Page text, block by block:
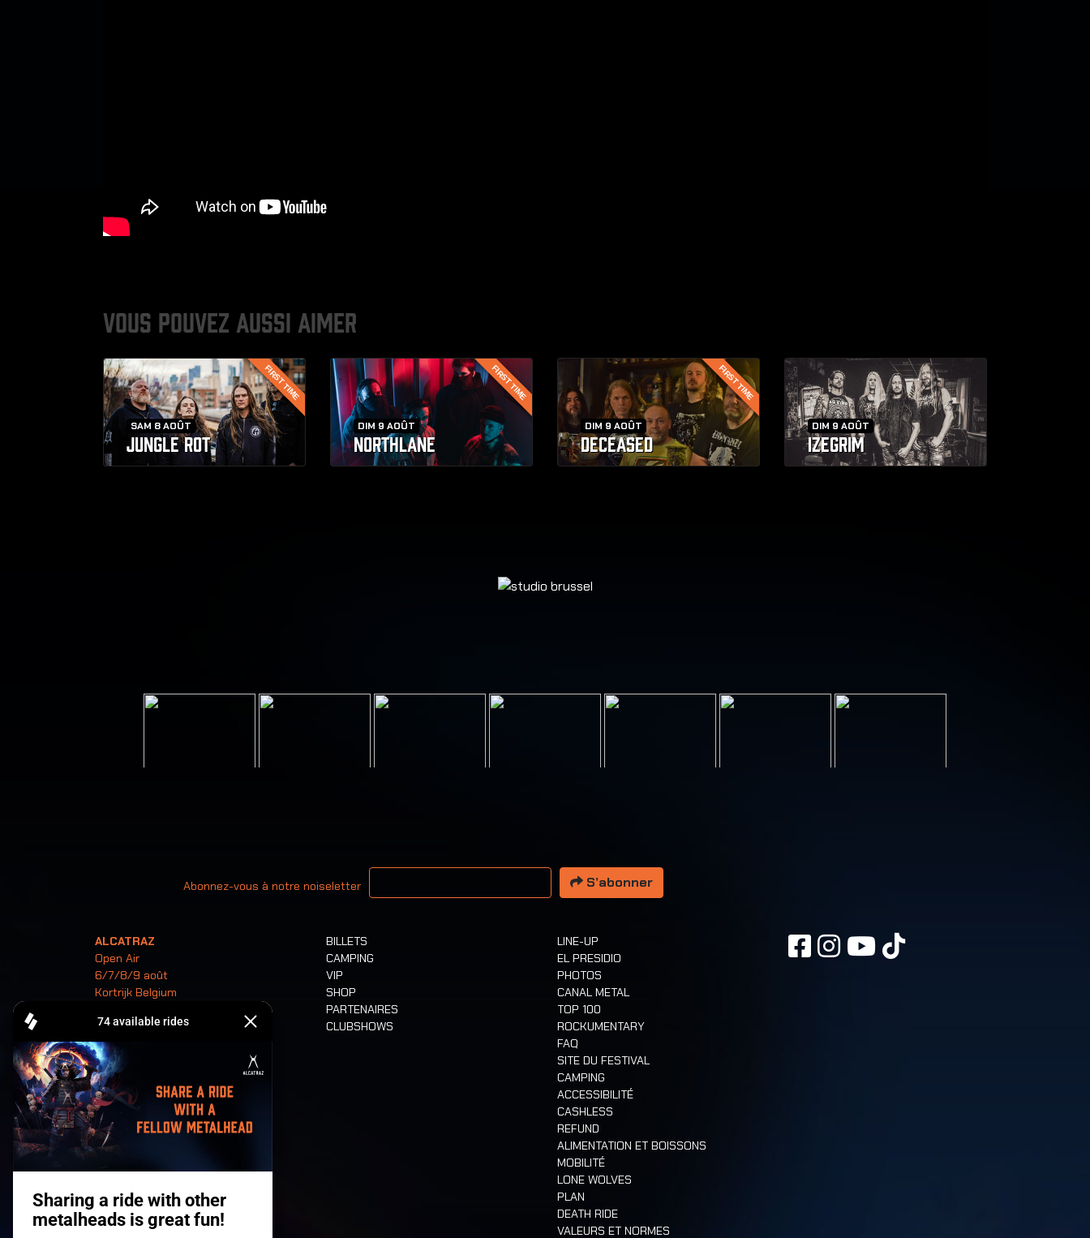
VOUS POUVEZ AUSSI AIMER
FIRST TIME
SAM 8 AOÛT
JUNGLE ROT
FIRST TIME
DIM 9 AOÛT
NORTHLANE
FIRST TIME
DIM 9 AOÛT
DECEASED
DIM 9 AOÛT
IZEGRIM
Abonnez-vous à notre noiseletter
Votre adresse email
S’abonner
ALCATRAZ
Open Air
6/7/8/9 août
Kortrijk Belgium
Billets
BILLETS
CAMPING
VIP
SHOP
PARTENAIRES
CLUBSHOWS
LINE-UP
EL PRESIDIO
PHOTOS
CANAL METAL
TOP 100
ROCKUMENTARY
FAQ
SITE DU FESTIVAL
CAMPING
ACCESSIBILITÉ
CASHLESS
REFUND
ALIMENTATION ET BOISSONS
MOBILITÉ
LONE WOLVES
PLAN
DEATH RIDE
VALEURS ET NORMES